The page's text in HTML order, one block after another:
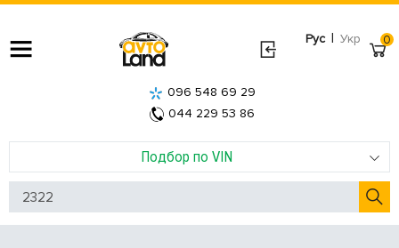
Рус | Укр
Подбор по VIN
096 548 69 29
044 229 53 86
0